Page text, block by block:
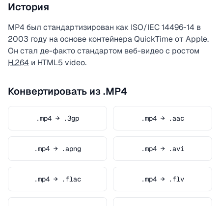
История
MP4 был стандартизирован как ISO/IEC 14496-14 в
2003 году на основе контейнера QuickTime от Apple.
Он стал де-факто стандартом веб-видео с ростом
H.264 и HTML5 video.
Конвертировать из .MP4
.mp4 → .3gp .mp4 → .aac
.mp4 → .apng .mp4 → .avi
.mp4 → .flac .mp4 → .flv